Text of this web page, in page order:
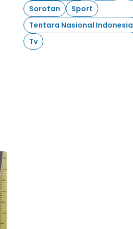
Sorotan
Sport
Tentara Nasional Indonesia
Tv